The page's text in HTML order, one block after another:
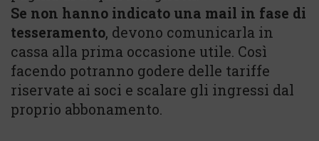
Se non hanno indicato una mail in fase di
tesseramento, devono comunicarla in
cassa alla prima occasione utile. Così
facendo potranno godere delle tariffe
riservate ai soci e scalare gli ingressi dal
proprio abbonamento.